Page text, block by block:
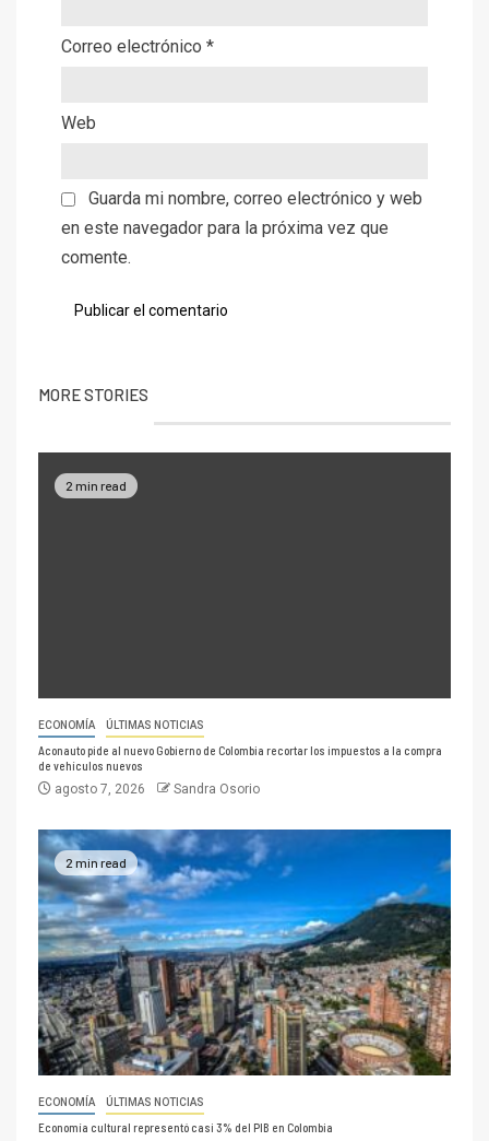
Correo electrónico *
Web
Guarda mi nombre, correo electrónico y web
en este navegador para la próxima vez que
comente.
MORE STORIES
2 min read
ECONOMÍA ÚLTIMAS NOTICIAS
Aconauto pide al nuevo Gobierno de Colombia recortar los impuestos a la compra
de vehículos nuevos
agosto 7, 2026 Sandra Osorio
2 min read
ECONOMÍA ÚLTIMAS NOTICIAS
Economía cultural representó casi 3% del PIB en Colombia